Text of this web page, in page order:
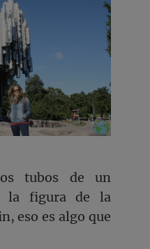
tubos de un
la figura de la
eso es algo que